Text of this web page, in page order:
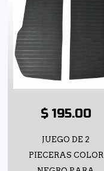
$ 195.00
JUEGO DE 2
PIECERAS COLOR